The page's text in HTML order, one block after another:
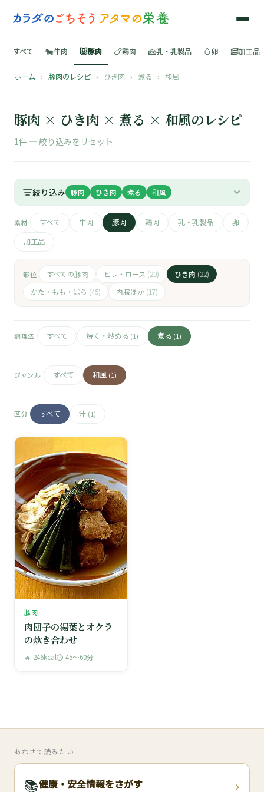
📚
🐄
🐷
🍗
すべて 🐄牛肉 🐷豚肉 🍗鶏肉 🧀乳・乳製品 🥚卵 🥓加工品
ホーム › 豚肉のレシピ › ひき肉 › 煮る › 和風
豚肉 × ひき肉 × 煮る × 和風のレシピ
1件 — 絞り込みをリセット
絞り込み 豚肉 ひき肉 煮る 和風
素材 すべて 牛肉 豚肉 鶏肉 乳・乳製品
卵
加工品
部位 すべての豚肉 ヒレ・ロース (20) ひき肉 (22)
かた・もも・ばら (45) 内臓ほか (17)
調理法 すべて 焼く・炒める (1) 煮る (1)
ジャンル すべて 和風 (1)
区分 すべて 汁 (1)
豚肉
肉団子の湯葉とオクラ
の炊き合わせ
🔥 246kcal⏱ 45〜60分
あわせて読みたい
📚健康・安全情報をさがす ›